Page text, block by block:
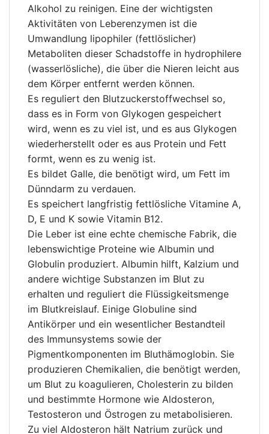
Alkohol zu reinigen. Eine der wichtigsten
Aktivitäten von Leberenzymen ist die
Umwandlung lipophiler (fettlöslicher)
Metaboliten dieser Schadstoffe in hydrophilere
(wasserlösliche), die über die Nieren leicht aus
dem Körper entfernt werden können.
Es reguliert den Blutzuckerstoffwechsel so,
dass es in Form von Glykogen gespeichert
wird, wenn es zu viel ist, und es aus Glykogen
wiederherstellt oder es aus Protein und Fett
formt, wenn es zu wenig ist.
Es bildet Galle, die benötigt wird, um Fett im
Dünndarm zu verdauen.
Es speichert langfristig fettlösliche Vitamine A,
D, E und K sowie Vitamin B12.
Die Leber ist eine echte chemische Fabrik, die
lebenswichtige Proteine ​​wie Albumin und
Globulin produziert. Albumin hilft, Kalzium und
andere wichtige Substanzen im Blut zu
erhalten und reguliert die Flüssigkeitsmenge
im Blutkreislauf. Einige Globuline sind
Antikörper und ein wesentlicher Bestandteil
des Immunsystems sowie der
Pigmentkomponenten im Bluthämoglobin. Sie
produzieren Chemikalien, die benötigt werden,
um Blut zu koagulieren, Cholesterin zu bilden
und bestimmte Hormone wie Aldosteron,
Testosteron und Östrogen zu metabolisieren.
Zu viel Aldosteron hält Natrium zurück und